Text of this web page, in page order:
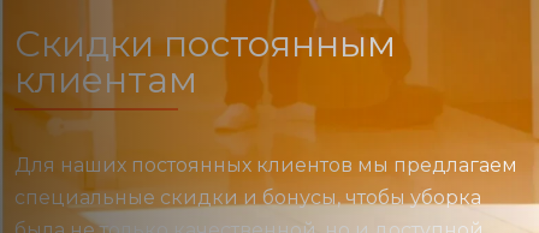
Скидки постоянным
клиентам
Для наших постоянных клиентов мы предлагаем
специальные скидки и бонусы, чтобы уборка